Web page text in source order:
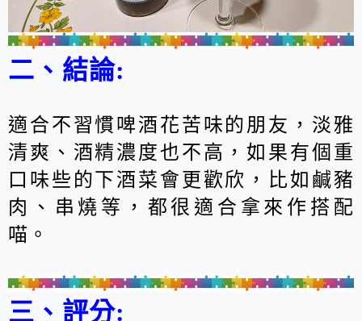
二、結論:
適合不習慣啤酒花苦味的朋友，淡雅
清爽、酒精濃度也不高，如果有個重
口味些的下酒菜會更歡欣，比如鹹豬
肉、串燒等，都很適合拿來作搭配
喵。
三、評分: